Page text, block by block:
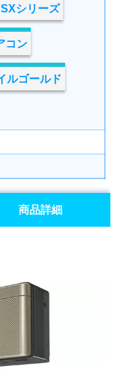
SXシリーズ
コン
ルゴールド
商品詳細